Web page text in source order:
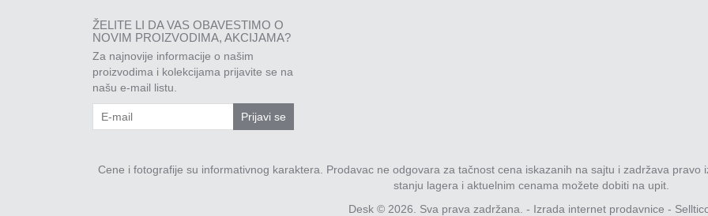
ŽELITE LI DA VAS OBAVESTIMO O
NOVIM PROIZVODIMA, AKCIJAMA?
Za najnovije informacije o našim
proizvodima i kolekcijama prijavite se na
našu e-mail listu.
Prijavi se
Cene i fotografije su informativnog karaktera. Prodavac ne odgovara za tačnost cena iskazanih na sajtu i zadržava
stanju lagera i aktuelnim cenama možete dobiti na upit.
Desk © 2026. Sva prava zadržana. - Izrada internet prodavnice -